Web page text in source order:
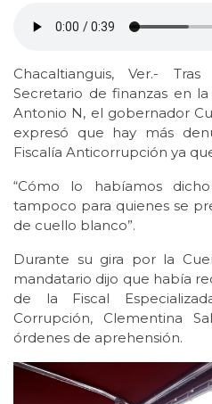
Chacaltianguis, Ver.-
Secretario de finanzas en
Antonio N, el gobernador
expresó que hay más
Fiscalía Anticorrupción ya
“Cómo lo habíamos
tampoco para quienes se
de cuello blanco”.
Durante su gira por la
mandatario dijo que había
de la Fiscal
Corrupción, Clementina
órdenes de aprehensión.